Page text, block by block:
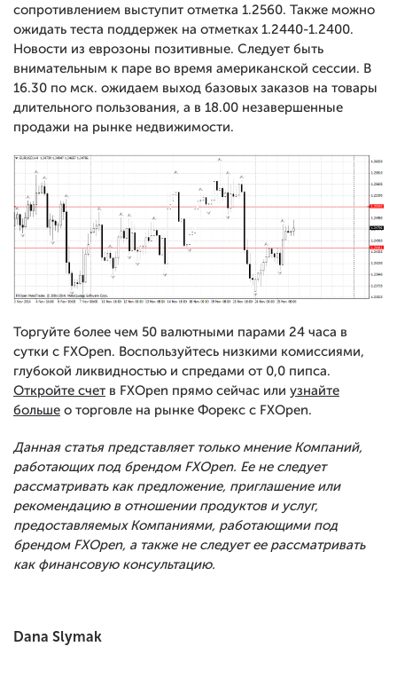
сопротивлением выступит отметка 1.2560. Также можно
ожидать теста поддержек на отметках 1.2440-1.2400.
Новости из еврозоны позитивные. Следует быть
внимательным к паре во время американской сессии. В
16.30 по мск. ожидаем выход базовых заказов на товары
длительного пользования, а в 18.00 незавершенные
продажи на рынке недвижимости.
Торгуйте более чем 50 валютными парами 24 часа в
сутки с FXOpen. Воспользуйтесь низкими комиссиями,
глубокой ликвидностью и спредами от 0,0 пипса.
Откройте счет в FXOpen прямо сейчас или узнайте
больше о торговле на рынке Форекс с FXOpen.
Данная статья представляет только мнение Компаний,
работающих под брендом FXOpen. Ее не следует
рассматривать как предложение, приглашение или
рекомендацию в отношении продуктов и услуг,
предоставляемых Компаниями, работающими под
брендом FXOpen, а также не следует ее рассматривать
как финансовую консультацию.
Dana Slymak